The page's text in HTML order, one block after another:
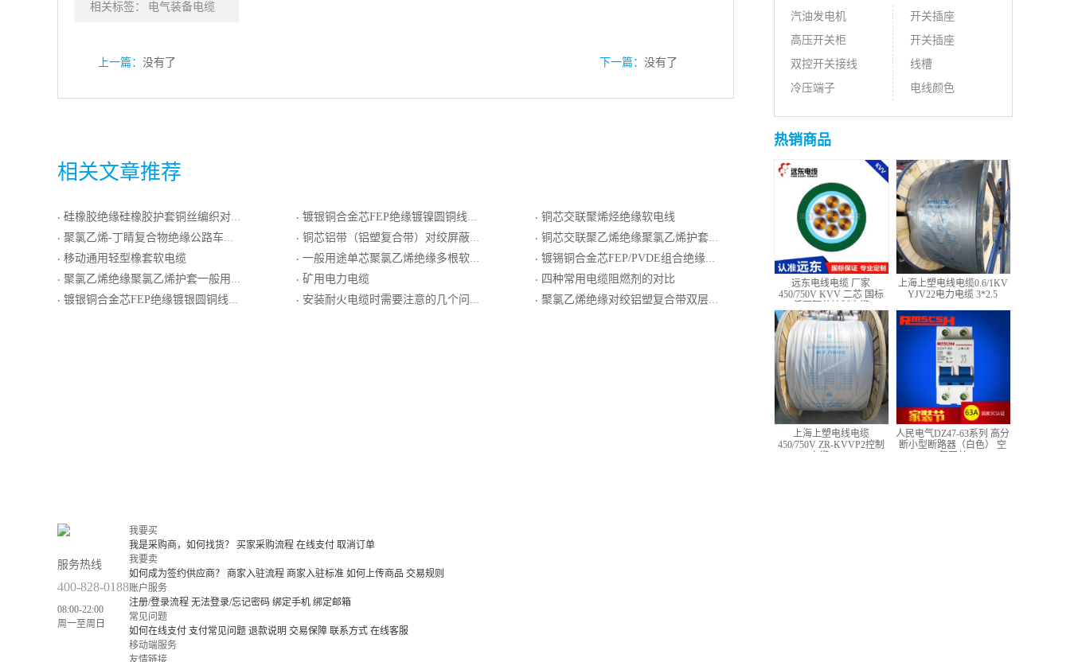
相关标签： 电气装备电缆
上一篇： 没有了 下一篇： 没有了
相关文章推荐
· 硅橡胶绝缘硅橡胶护套铜丝编织对绞屏蔽计算机电缆
· 聚氯乙烯-丁睛复合物绝缘公路车辆用线
· 移动通用轻型橡套软电缆
· 聚氯乙烯绝缘聚氯乙烯护套一般用普通级K分度热电偶用软导体补偿电缆
· 镀银铜合金芯FEP绝缘镀银圆铜线编织屏蔽电线电缆
· 镀银铜合金芯FEP绝缘镀镍圆铜线编织屏蔽电线电缆
· 铜芯铝带（铝塑复合带）对绞屏蔽交联聚乙烯绝缘聚氯乙烯护套计算机电缆
· 一般用途单芯聚氯乙烯绝缘多根软导体扁形电缆
· 矿用电力电缆
· 安装耐火电缆时需要注意的几个问题
· 铜芯交联聚烯烃绝缘软电线
· 铜芯交联聚乙烯绝缘聚氯乙烯护套钢丝铠装控制电缆
· 镀锡铜合金芯FEP/PVDE组合绝缘镀锡圆铜线编绕包屏蔽PVDE护套电线电缆
· 四种常用电缆阻燃剂的对比
· 聚氯乙烯绝缘对绞铝塑复合带双层分屏蔽和单层总屏蔽聚氯乙烯护套一般用普通级K分度热电偶用本安型补偿电缆
汽油发电机
高压开关柜
双控开关接线
冷压端子
开关插座
开关插座
线槽
电线颜色
热销商品
远东电线电缆 厂家
450/750V KVV 二芯 国标
上海上塑电线电缆0.6/1KV
YJV22电力电缆 3*2.5
上海上塑电线电缆
450/750V ZR-KVVP2控制
人民电气DZ47-63系列 高分
断小型断路器（白色） 空
服务热线
400-828-0188
08:00-22:00
周一至周日
我要买
我是采购商，如何找货？
买家采购流程 在线支付 取消订单
我要卖
如何成为签约供应商？
商家入驻流程 商家入驻标准 如何上传商品 交易规则
账户服务
注册/登录流程 无法登录/忘记密码 绑定手机 绑定邮箱
常见问题
如何在线支付 支付常见问题 退款说明 交易保障 联系方式 在线客服
移动端服务
友情链接